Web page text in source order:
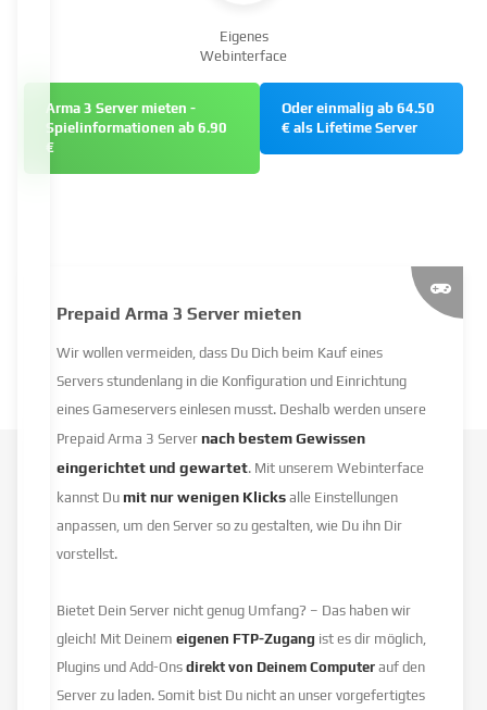
Eigenes
Webinterface
Arma 3 Server mieten -
Spielinformationen ab 6.90
€
Oder einmalig ab 64.50
€ als Lifetime Server
Prepaid Arma 3 Server mieten
Wir wollen vermeiden, dass Du Dich beim Kauf eines
Servers stundenlang in die Konfiguration und Einrichtung
eines Gameservers einlesen musst. Deshalb werden unsere
Prepaid Arma 3 Server nach bestem Gewissen
eingerichtet und gewartet. Mit unserem Webinterface
kannst Du mit nur wenigen Klicks alle Einstellungen
anpassen, um den Server so zu gestalten, wie Du ihn Dir
vorstellst.
Bietet Dein Server nicht genug Umfang? – Das haben wir
gleich! Mit Deinemeigenen FTP-Zugang ist es dir möglich,
Plugins und Add-Onsdirekt von Deinem Computer auf den
Server zu laden. Somit bist Du nicht an unser vorgefertigtes